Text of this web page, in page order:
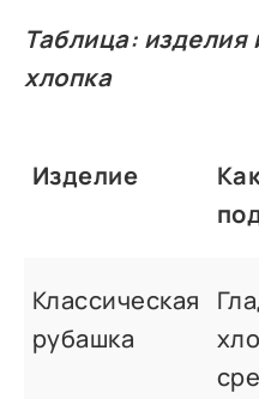
Таблица: изделия
хлопка
Изделие
Классическая
рубашка